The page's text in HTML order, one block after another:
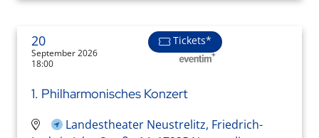
20
September 2026
18:00
Tickets*
1. Philharmonisches Konzert
Landestheater Neustrelitz, Friedrich-